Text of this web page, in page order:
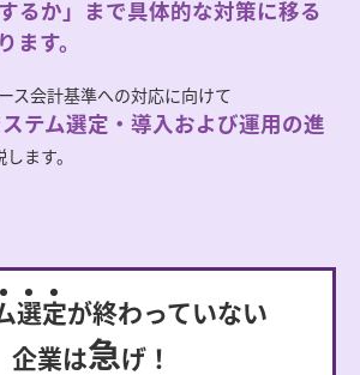
るか」まで具体的な対策に移る
ます。
ス会計基準への対応に向けて
テム選定・導入および運用の進
ます。
選定が終わっていない
企業は急げ！